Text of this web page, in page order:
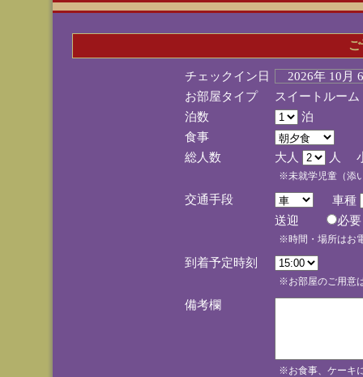
チェックイン日
2026年 10
お部屋タイプ
スイートルー
泊数
泊
食事
総人数
大人 人
※未就学児童（添
交通手段
車種
送迎
※時間・場所はお
到着予定時刻
※お部屋のご用意
備考欄
※お食事、ケーキ